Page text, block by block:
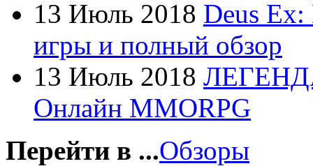
Fujitsu
G-cube(2)
Gelezka
Gembird(19)
Gemix(1)
13 Июль 2018 Deus
игры и полный обзор
13 Июль 2018
Онлайн MMORPG
Перейти в ...Обзоры